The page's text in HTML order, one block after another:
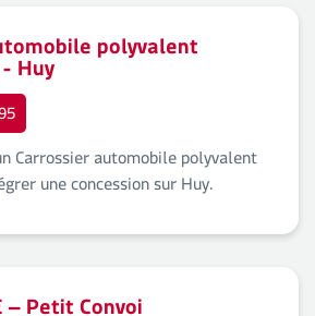
polyvalent
Huy
Carrossier automobile polyvalent
une concession sur Huy.